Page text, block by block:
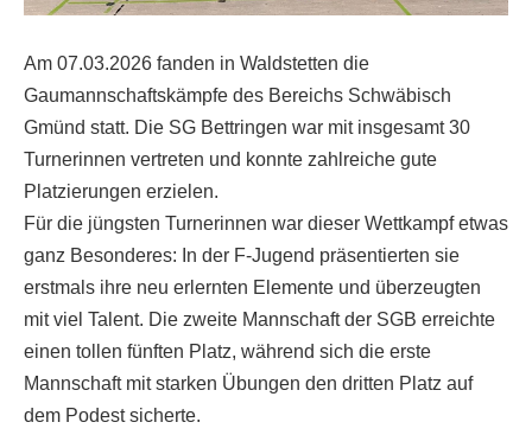
Am 07.03.2026 fanden in Waldstetten die
Gaumannschaftskämpfe des Bereichs Schwäbisch
Gmünd statt. Die SG Bettringen war mit insgesamt 30
Turnerinnen vertreten und konnte zahlreiche gute
Platzierungen erzielen.
Für die jüngsten Turnerinnen war dieser Wettkampf etwas
ganz Besonderes: In der F-Jugend präsentierten sie
erstmals ihre neu erlernten Elemente und überzeugten
mit viel Talent. Die zweite Mannschaft der SGB erreichte
einen tollen fünften Platz, während sich die erste
Mannschaft mit starken Übungen den dritten Platz auf
dem Podest sicherte.